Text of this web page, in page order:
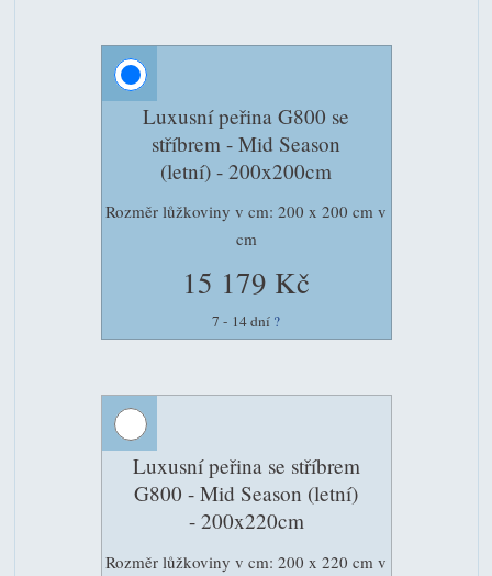
Luxusní peřina G800 se
stříbrem - Mid Season
(letní) - 200x200cm
Rozměr lůžkoviny v cm: 200 x 200 cm v
cm
15 179 Kč
7 - 14 dní ?
Luxusní peřina se stříbrem
G800 - Mid Season (letní)
- 200x220cm
Rozměr lůžkoviny v cm: 200 x 220 cm v